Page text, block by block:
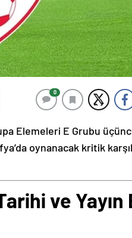
0
Elemeleri E Grubu
oynanacak kritik
ve